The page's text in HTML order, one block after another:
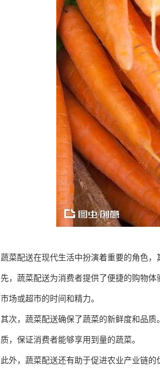
蔬菜配送在现代生活中扮演着重要的角色，
先，蔬菜配送为消费者提供了便捷的购物
市场或超市的时间和精力。
其次，蔬菜配送确保了蔬菜的新鲜度和品
质，保证消费者能够享用到量的蔬菜。
此外，蔬菜配送还有助于促进农业产业链